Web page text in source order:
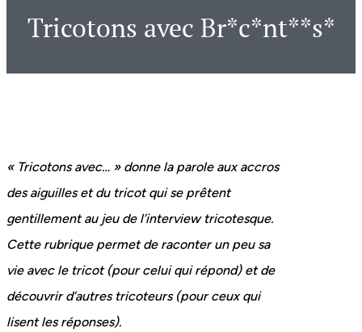
Tricotons avec Br*c*nt**s*
« Tricotons avec… » donne la parole aux accros
des aiguilles et du tricot qui se prêtent
gentillement au jeu de l’interview tricotesque.
Cette rubrique permet de raconter un peu sa
vie avec le tricot (pour celui qui répond) et de
découvrir d’autres tricoteurs (pour ceux qui
lisent les réponses).